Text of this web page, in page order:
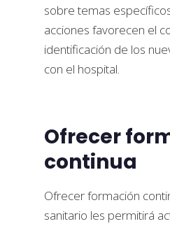
sobre temas
acciones favorecen el
identificación de los
con el hospital.
Ofrecer
continua
Ofrecer formación
sanitario les permitirá